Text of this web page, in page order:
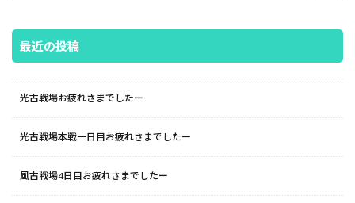
最近の投稿
光古戦場お疲れさまでしたー
光古戦場本戦一日目お疲れさまでしたー
風古戦場4日目お疲れさまでしたー